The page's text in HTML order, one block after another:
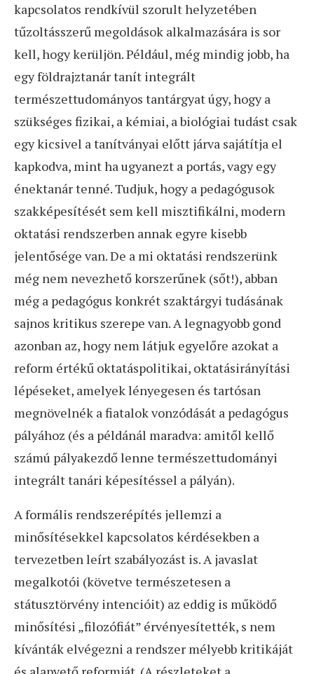
kapcsolatos rendkívül szorult helyzetében
tűzoltásszerű megoldások alkalmazására is sor
kell, hogy kerüljön. Például, még mindig jobb, ha
egy földrajztanár tanít integrált
természettudományos tantárgyat úgy, hogy a
szükséges fizikai, a kémiai, a biológiai tudást csak
egy kicsivel a tanítványai előtt járva sajátítja el
kapkodva, mint ha ugyanezt a portás, vagy egy
énektanár tenné. Tudjuk, hogy a pedagógusok
szakképesítését sem kell misztifikálni, modern
oktatási rendszerben annak egyre kisebb
jelentősége van. De a mi oktatási rendszerünk
még nem nevezhető korszerűnek (sőt!), abban
még a pedagógus konkrét szaktárgyi tudásának
sajnos kritikus szerepe van. A legnagyobb gond
azonban az, hogy nem látjuk egyelőre azokat a
reform értékű oktatáspolitikai, oktatásirányítási
lépéseket, amelyek lényegesen és tartósan
megnövelnék a fiatalok vonzódását a pedagógus
pályához (és a példánál maradva: amitől kellő
számú pályakezdő lenne természettudományi
integrált tanári képesítéssel a pályán).
A formális rendszerépítés jellemzi a
minősítésekkel kapcsolatos kérdésekben a
tervezetben leírt szabályozást is. A javaslat
megalkotói (követve természetesen a
státusztörvény intencióit) az eddig is működő
minősítési „filozófiát” érvényesítették, s nem
kívánták elvégezni a rendszer mélyebb kritikáját